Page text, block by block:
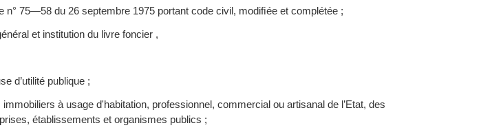
n° 75—58 du 26 septembre 1975 portant code civil, modiﬁée et complétée ;
et institution du livre foncier ,
d’utilité publique ;
à usage d'habitation, professionnel, commercial ou artisanal de l’Etat, des
établissements et organismes publics ;